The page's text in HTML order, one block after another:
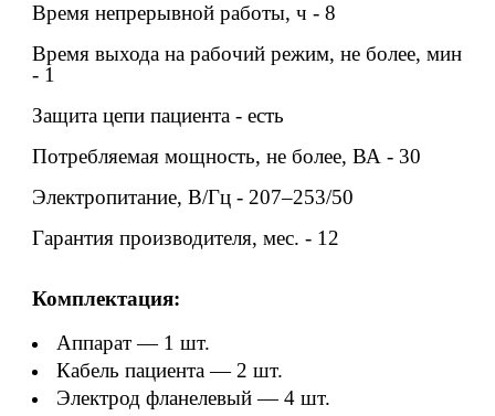
Время непрерывной работы, ч - 8
Время выхода на рабочий режим, не более, мин
- 1
Защита цепи пациента - есть
Потребляемая мощность, не более, ВА - 30
Электропитание, В/Гц - 207–253/50
Гарантия производителя, мес. - 12
Комплектация:
Аппарат — 1 шт.
Кабель пациента — 2 шт.
Электрод фланелевый — 4 шт.